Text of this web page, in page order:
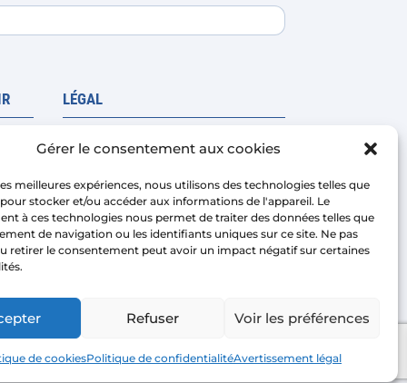
Gérer le consentement aux cookies
meilleures expériences, nous utilisons des technologies telles que
stocker et/ou accéder aux informations de l'appareil. Le
à ces technologies nous permet de traiter des données telles que
de navigation ou les identifiants uniques sur ce site. Ne pas
retirer le consentement peut avoir un impact négatif sur certaines
Refuser Voir les préférences
de cookiesPolitique de confidentialitéAvertissement légal
page
du
LÉGAL
Avis juridique
Conditions de vente de la
plateforme
Politique de cookies
© 2026 | AIRMASTERS TECHNOLOGY SL